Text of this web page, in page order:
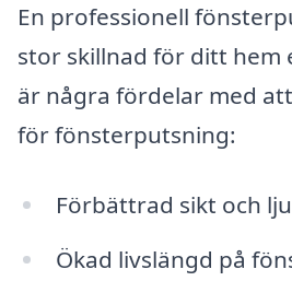
En professionell
stor skillnad för ditt hem
är några fördelar med
för fönsterputsning:
Förbättrad sikt och
Ökad livslängd på